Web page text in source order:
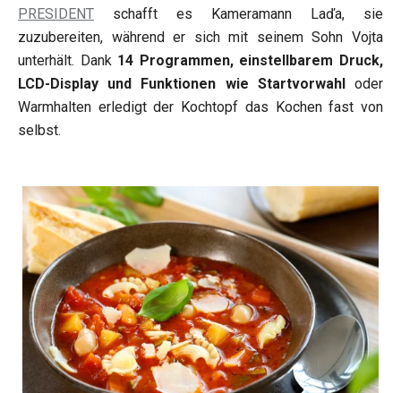
PRESIDENT schafft es Kameramann Laďa, sie
zuzubereiten, während er sich mit seinem Sohn Vojta
unterhält. Dank 14 Programmen, einstellbarem Druck,
LCD-Display und Funktionen wie Startvorwahloder
Warmhalten erledigt der Kochtopf das Kochen fast von
selbst.